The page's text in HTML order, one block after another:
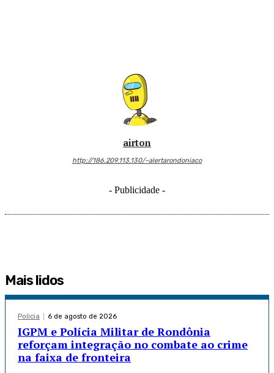
airton
http://186.209.113.130/~alertarondoniaco
- Publicidade -
Mais lidos
Policia 6 de agosto de 2026
IGPM e Polícia Militar de Rondônia
reforçam integração no combate ao crime
na faixa de fronteira